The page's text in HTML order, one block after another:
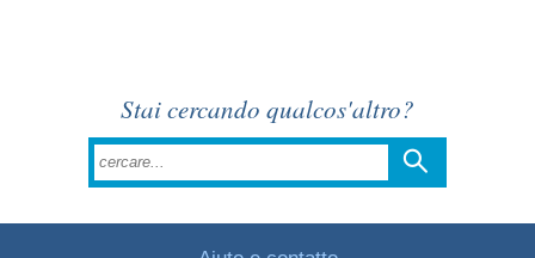
Stai cercando qualcos'altro?